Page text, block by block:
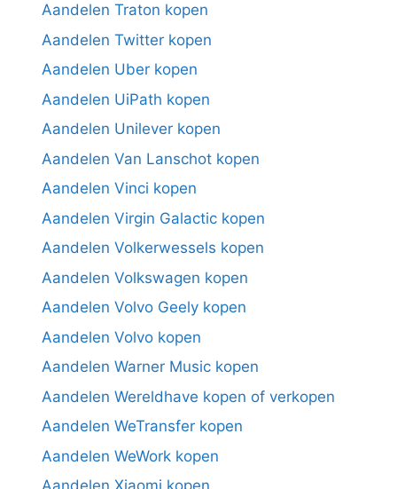
Aandelen Traton kopen
Aandelen Twitter kopen
Aandelen Uber kopen
Aandelen UiPath kopen
Aandelen Unilever kopen
Aandelen Van Lanschot kopen
Aandelen Vinci kopen
Aandelen Virgin Galactic kopen
Aandelen Volkerwessels kopen
Aandelen Volkswagen kopen
Aandelen Volvo Geely kopen
Aandelen Volvo kopen
Aandelen Warner Music kopen
Aandelen Wereldhave kopen of verkopen
Aandelen WeTransfer kopen
Aandelen WeWork kopen